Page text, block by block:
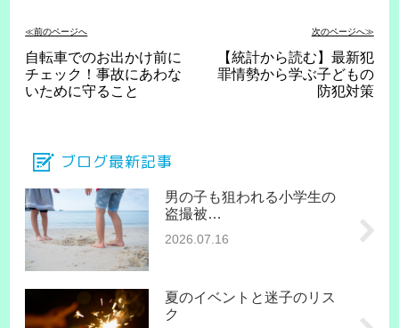
≪前のページへ 次のページへ≫
自転車でのお出かけ前に
チェック！事故にあわな
いために守ること
【統計から読む】最新犯
罪情勢から学ぶ子どもの
防犯対策
ブログ最新記事
男の子も狙われる小学生の
盗撮被…
2026.07.16
夏のイベントと迷子のリス
ク